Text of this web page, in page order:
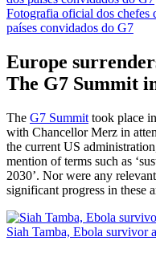
Fotografia oficial dos chefes
países convidados do G7
Europe
The G7 Summit
The G7 Summit took place
with Chancellor Merz in
the current US
mention of terms such as
2030’. Nor were any
significant progress in these
Siah Tamba, Ebola survivor